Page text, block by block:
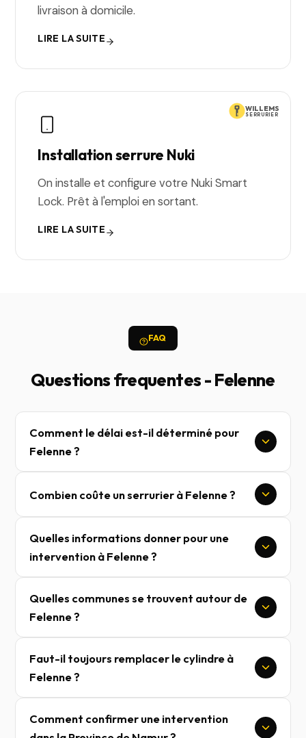
livraison à domicile.
LIRE LA SUITE
WILLEMS
SERRURIER
Installation serrure Nuki
On installe et configure votre Nuki Smart
Lock. Prêt à l'emploi en sortant.
LIRE LA SUITE
FAQ
Questions frequentes - Felenne
Comment le délai est-il déterminé pour
Felenne ?
Combien coûte un serrurier à Felenne ?
Quelles informations donner pour une
intervention à Felenne ?
Quelles communes se trouvent autour de
Felenne ?
Faut-il toujours remplacer le cylindre à
Felenne ?
Comment confirmer une intervention